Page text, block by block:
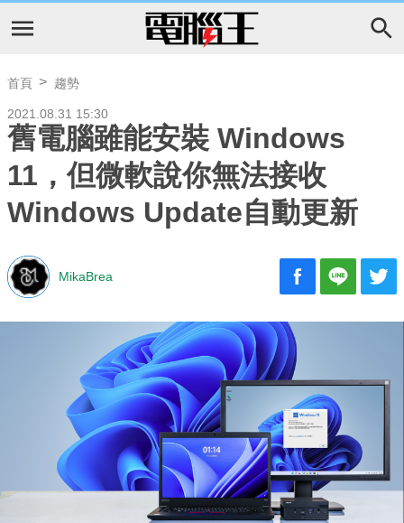
首頁 趨勢
2021.08.31 15:30
舊電腦雖能安裝 Windows
11，但微軟說你無法接收
Windows Update自動更新
MikaBrea